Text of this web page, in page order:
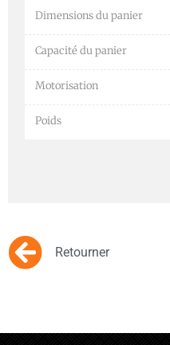
Dimensions du panier
Capacité du panier
Motorisation
Poids
Retourner